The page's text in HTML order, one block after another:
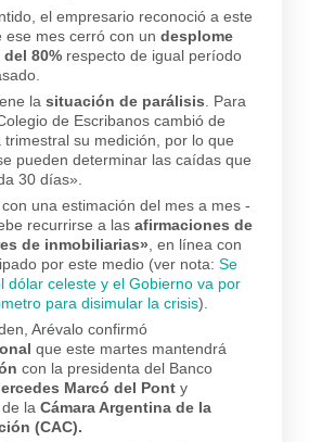
el empresario reconoció a este
ese mes cerró con un desplome
80% respecto de igual período
la situación de parálisis . Para
de Escribanos cambió de
trimestral su medición, por lo que
pueden determinar las caídas que
30 días».
una estimación del mes a mes -
recurrirse a las afirmaciones de
de inmobiliarias» , en línea con
por este medio (ver nota: Se
dólar celeste y el Gobierno va por
para disimular la crisis).
Arévalo confirmó
que este martes mantendrá
con la presidenta del Banco
Marcó del Pont y
la Cámara Argentina de la
(CAC).